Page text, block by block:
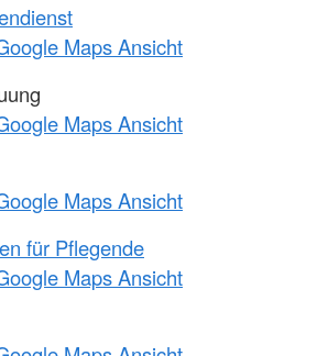
Maps Ansicht
Maps Ansicht
Maps Ansicht
für Pflegende
Maps Ansicht